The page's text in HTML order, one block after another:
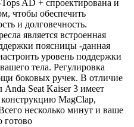
AD + спроектирована и
чтобы обеспечить
и долговечность.
является встроенная
поясницы -данная
уровень поддержки
тела. Регулировка
боковых ручек. В отличие
Anda Seat Kaiser 3 имеет
MagClap,
несколько минут и ваше
готово